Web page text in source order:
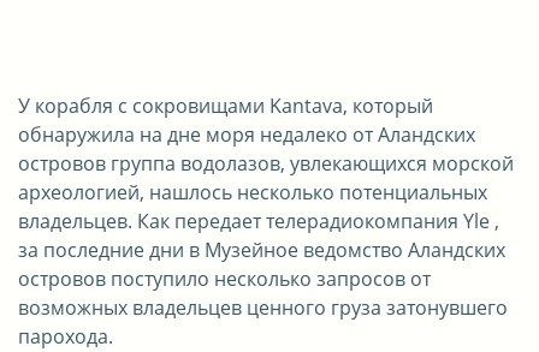
У корабля с сокровищами Kantava, который
обнаружила на дне моря недалеко от Аландских
островов группа водолазов, увлекающихся морской
археологией, нашлось несколько потенциальных
владельцев. Как передает телерадиокомпания Yle ,
за последние дни в Музейное ведомство Аландских
островов поступило несколько запросов от
возможных владельцев ценного груза затонувшего
парохода.